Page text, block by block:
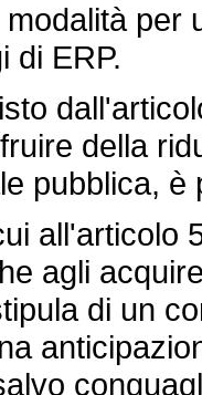
modalità per
di ERP.
della
pubblica,
all'articolo
agli
di un